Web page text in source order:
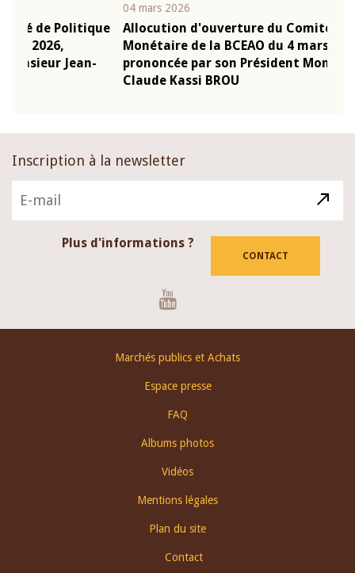
Allocution d'ouverture du Comité de Politique
Monétaire de la BCEAO du 4 mars 2026,
prononcée par son Président Monsieur Jean-
Claude Kassi BROU
Inscription à la newsletter
Plus d'informations ?
CONTACT
Marchés publics et Achats
Espace presse
FAQ
Albums photos
Vidéos
Mentions légales
Plan du site
Contact